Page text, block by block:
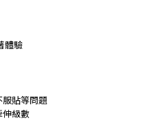
體驗
貼等問題
級數